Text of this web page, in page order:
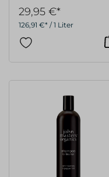
236ml
126,91 €* / 1 Liter
29,95 €*